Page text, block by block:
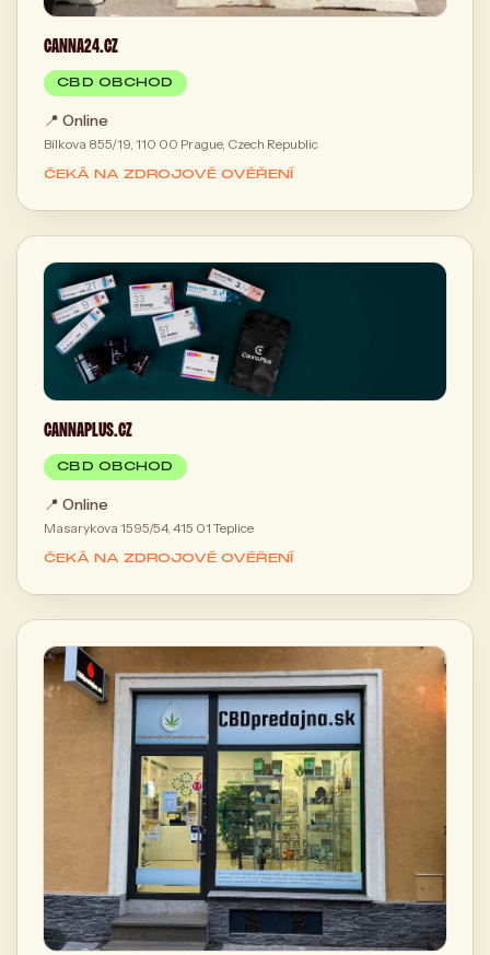
CANNA24.CZ
CBD OBCHOD
📍 Online
Bílkova 855/19, 110 00 Prague, Czech Republic
ČEKÁ NA ZDROJOVÉ OVĚŘENÍ
CANNAPLUS.CZ
CBD OBCHOD
📍 Online
Masarykova 1595/54, 415 01 Teplice
ČEKÁ NA ZDROJOVÉ OVĚŘENÍ